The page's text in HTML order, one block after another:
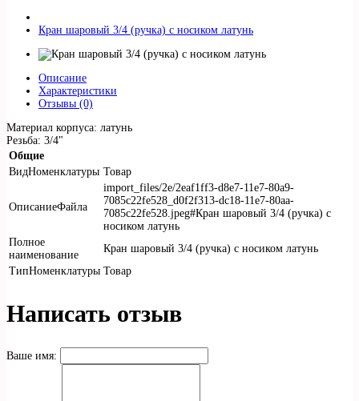
Кран шаровый 3/4 (ручка) с носиком латунь
Описание
Характеристики
Отзывы (0)
Материал корпуса: латунь
Резьба: 3/4"
Общие
ВидНоменклатуры Товар
ОписаниеФайла
import_files/2e/2eaf1ff3-d8e7-11e7-80a9-
7085c22fe528_d0f2f313-dc18-11e7-80aa-
7085c22fe528.jpeg#Кран шаровый 3/4 (ручка) с
носиком латунь
Полное
наименование
Кран шаровый 3/4 (ручка) с носиком латунь
ТипНоменклатуры Товар
Написать отзыв
Ваше имя: